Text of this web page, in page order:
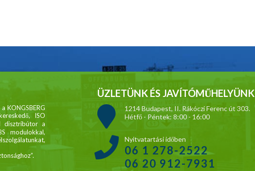
KONGSBERG
ISO
disztribútor a
modulokkal,
ÜZLETÜNK ÉS JAVÍTÓMŰHELYÜNK
1214 Budapest, II. Rákóczi Ferenc út 303.
Hétfő - Péntek: 8:00 - 16:00
Nyitvatartási időben
06 1 278-2522
06 20 912-7931